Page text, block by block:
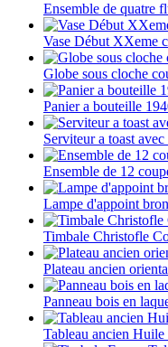
Ensemble de quatre
Vase Début XXeme
Globe sous cloche
Panier a bouteille
Serviteur a toast avec
Ensemble de 12
Lampe d'appoint
Timbale Christofle
Plateau ancien
Panneau bois en
Tableau ancien Huile